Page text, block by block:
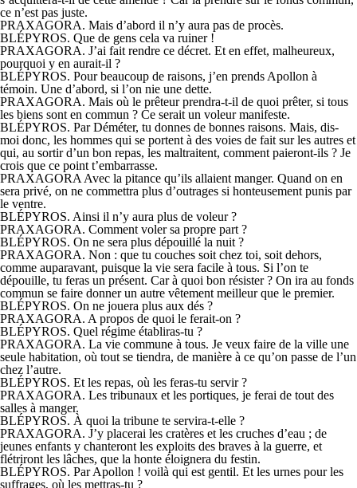
ce n’est pas juste.
PRAXAGORA. Mais d’abord il n’y aura pas de procès.
BLÉPYROS. Que de gens cela va ruiner !
PRAXAGORA. J’ai fait rendre ce décret. Et en effet, malheureux,
pourquoi y en aurait-il ?
BLÉPYROS. Pour beaucoup de raisons, j’en prends Apollon à
témoin. Une d’abord, si l’on nie une dette.
PRAXAGORA. Mais où le prêteur prendra-t-il de quoi prêter, si tous
les biens sont en commun ? Ce serait un voleur manifeste.
BLÉPYROS. Par Déméter, tu donnes de bonnes raisons. Mais, dis-
moi donc, les hommes qui se portent à des voies de fait sur les autres et
qui, au sortir d’un bon repas, les maltraitent, comment paieront-ils ? Je
crois que ce point t’embarrasse.
PRAXAGORA Avec la pitance qu’ils allaient manger. Quand on en
sera privé, on ne commettra plus d’outrages si honteusement punis par
le ventre.
BLÉPYROS. Ainsi il n’y aura plus de voleur ?
PRAXAGORA. Comment voler sa propre part ?
BLÉPYROS. On ne sera plus dépouillé la nuit ?
PRAXAGORA. Non : que tu couches soit chez toi, soit dehors,
comme auparavant, puisque la vie sera facile à tous. Si l’on te
dépouille, tu feras un présent. Car à quoi bon résister ? On ira au fonds
commun se faire donner un autre vêtement meilleur que le premier.
BLÉPYROS. On ne jouera plus aux dés ?
PRAXAGORA. A propos de quoi le ferait-on ?
BLÉPYROS. Quel régime établiras-tu ?
PRAXAGORA. La vie commune à tous. Je veux faire de la ville une
seule habitation, où tout se tiendra, de manière à ce qu’on passe de l’un
chez l’autre.
BLÉPYROS. Et les repas, où les feras-tu servir ?
PRAXAGORA. Les tribunaux et les portiques, je ferai de tout des
salles à manger.
BLÉPYROS. À quoi la tribune te servira-t-elle ?
PRAXAGORA. J’y placerai les cratères et les cruches d’eau ; de
jeunes enfants y chanteront les exploits des braves à la guerre, et
flétriront les lâches, que la honte éloignera du festin.
BLÉPYROS. Par Apollon ! voilà qui est gentil. Et les urnes pour les
suffrages, où les mettras-tu ?